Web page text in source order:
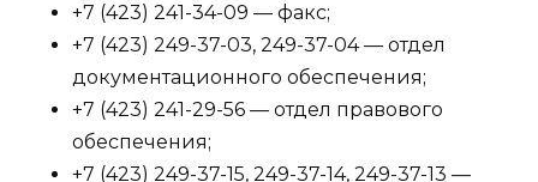
+7 (423) 241-34-09 — факс;
+7 (423) 249-37-03, 249-37-04 — отдел
документационного обеспечения;
+7 (423) 241-29-56 — отдел правового
обеспечения;
+7 (423) 249-37-15, 249-37-14, 249-37-13 —